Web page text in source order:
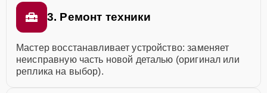
3. Ремонт техники
Мастер восстанавливает устройство: заменяет
неисправную часть новой деталью (оригинал или
реплика на выбор).